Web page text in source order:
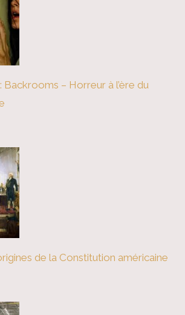
Backrooms – Horreur à l’ère du
de la Constitution américaine